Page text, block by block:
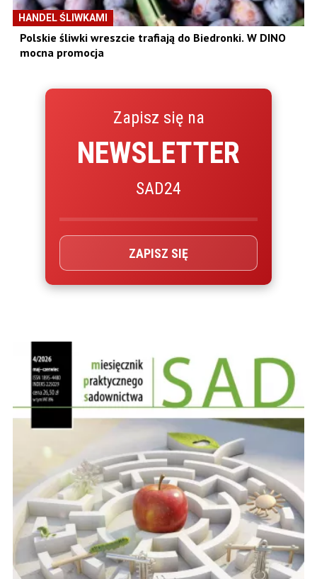
HANDEL ŚLIWKAMI
Polskie śliwki wreszcie trafiają do Biedronki. W DINO
mocna promocja
Zapisz się na
NEWSLETTER
SAD24
ZAPISZ SIĘ